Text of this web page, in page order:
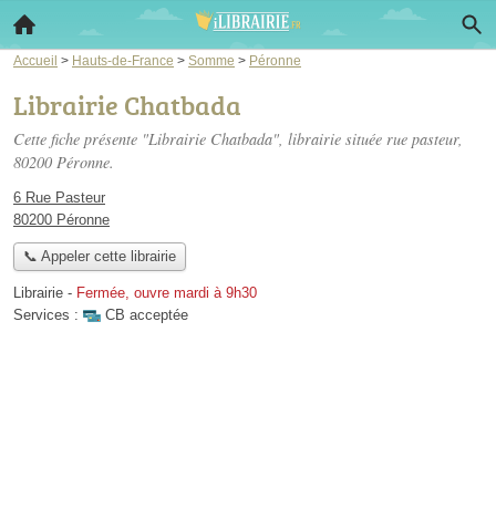
Accueil > Hauts-de-France > Somme > Péronne
Librairie Chatbada
Cette fiche présente "Librairie Chatbada", librairie située rue pasteur,
80200 Péronne.
6 Rue Pasteur
80200 Péronne
📞 Appeler cette librairie
Librairie - Fermée, ouvre mardi à 9h30
Services :
CB acceptée